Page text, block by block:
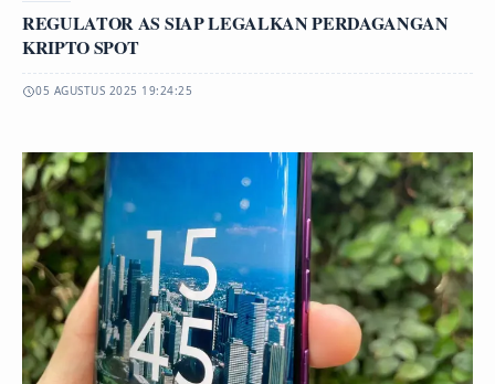
REGULATOR AS SIAP LEGALKAN PERDAGANGAN
KRIPTO SPOT
05 AGUSTUS 2025 19:24:25